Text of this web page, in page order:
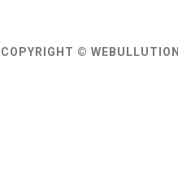
COPYRIGHT © WEBULLUTION